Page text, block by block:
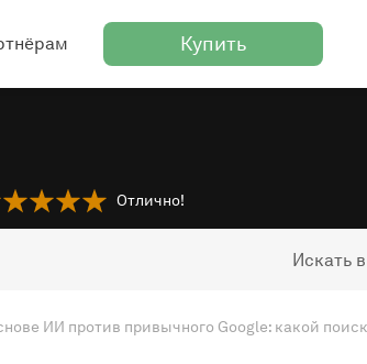
Купить
Отлично!
Искать